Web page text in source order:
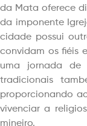
da Mata oferece
da imponente
cidade possui
convidam os fiéis
uma jornada de
tradicionais
proporcionando
vivenciar a
mineiro.